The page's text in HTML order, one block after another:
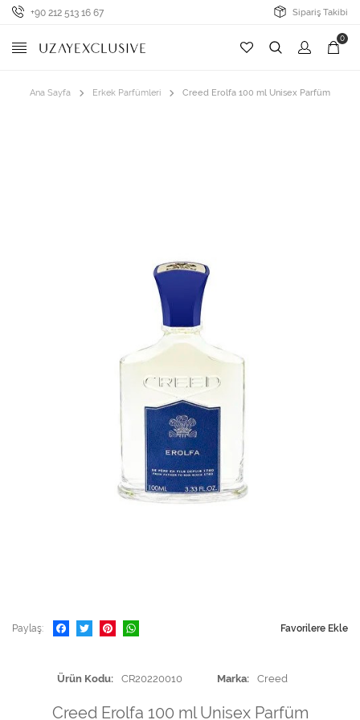
+90 212 513 16 67 Sipariş Takibi
0
Ana Sayfa Erkek Parfümleri Creed Erolfa 100 ml Unisex Parfüm
Paylaş Favorilere Ekle
Ürün Kodu CR20220010 Marka Creed
Creed Erolfa 100 ml Unisex Parfüm